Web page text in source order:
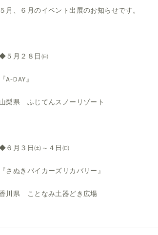
５月、６月のイベント出展のお知らせです。
５月２８日㈰
『A-DAY』
山梨県 ふじてんスノーリゾート
６月３日㈯～４日㈰
『さぬきバイカーズリカバリー』
川県 ことなみ土器どき広場